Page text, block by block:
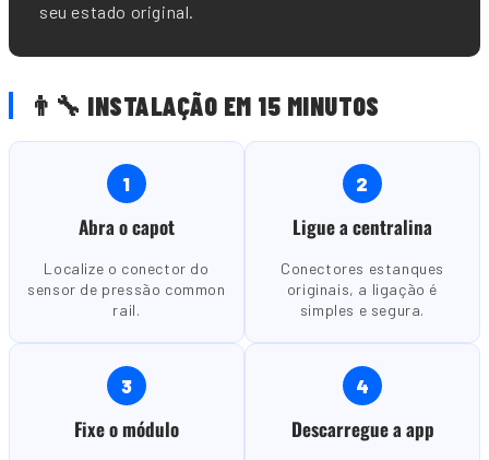
seu estado original.
👨🔧 INSTALAÇÃO EM 15 MINUTOS
1
Abra o capot
Localize o conector do
sensor de pressão common
rail.
2
Ligue a centralina
Conectores estanques
originais, a ligação é
simples e segura.
3
Fixe o módulo
4
Descarregue a app